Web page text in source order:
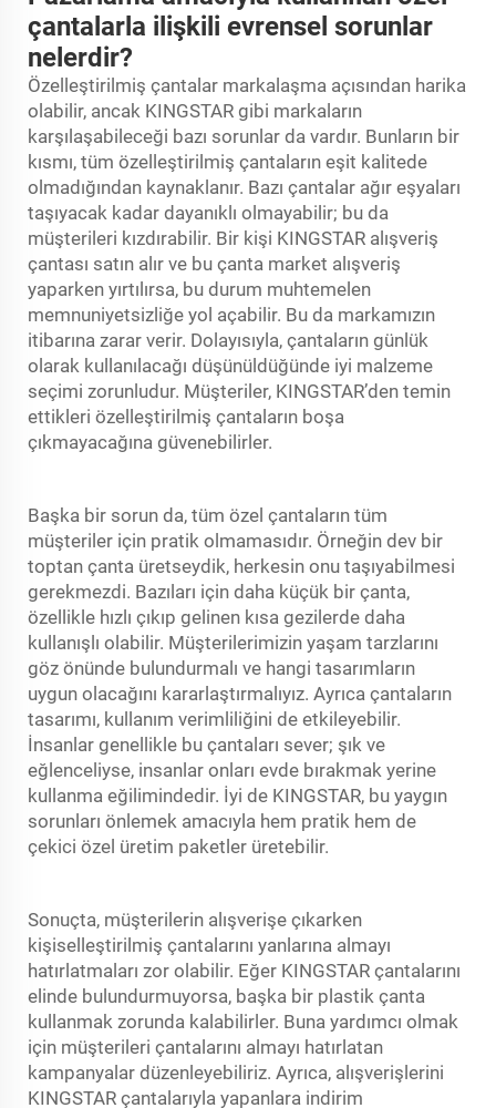
çantalarla ilişkili evrensel sorunlar
nelerdir?
Özelleştirilmiş çantalar markalaşma açısından harika
olabilir, ancak KINGSTAR gibi markaların
karşılaşabileceği bazı sorunlar da vardır. Bunların bir
kısmı, tüm özelleştirilmiş çantaların eşit kalitede
olmadığından kaynaklanır. Bazı çantalar ağır eşyaları
taşıyacak kadar dayanıklı olmayabilir; bu da
müşterileri kızdırabilir. Bir kişi KINGSTAR alışveriş
çantası satın alır ve bu çanta market alışveriş
yaparken yırtılırsa, bu durum muhtemelen
memnuniyetsizliğe yol açabilir. Bu da markamızın
itibarına zarar verir. Dolayısıyla, çantaların günlük
olarak kullanılacağı düşünüldüğünde iyi malzeme
seçimi zorunludur. Müşteriler, KINGSTAR’den temin
ettikleri özelleştirilmiş çantaların boşa
çıkmayacağına güvenebilirler.
Başka bir sorun da, tüm özel çantaların tüm
müşteriler için pratik olmamasıdır. Örneğin dev bir
toptan çanta üretseydik, herkesin onu taşıyabilmesi
gerekmezdi. Bazıları için daha küçük bir çanta,
özellikle hızlı çıkıp gelinen kısa gezilerde daha
kullanışlı olabilir. Müşterilerimizin yaşam tarzlarını
göz önünde bulundurmalı ve hangi tasarımların
uygun olacağını kararlaştırmalıyız. Ayrıca çantaların
tasarımı, kullanım verimliliğini de etkileyebilir.
İnsanlar genellikle bu çantaları sever; şık ve
eğlenceliyse, insanlar onları evde bırakmak yerine
kullanma eğilimindedir. İyi de KINGSTAR, bu yaygın
sorunları önlemek amacıyla hem pratik hem de
çekici özel üretim paketler üretebilir.
Sonuçta, müşterilerin alışverişe çıkarken
kişiselleştirilmiş çantalarını yanlarına almayı
hatırlatmaları zor olabilir. Eğer KINGSTAR çantalarını
elinde bulundurmuyorsa, başka bir plastik çanta
kullanmak zorunda kalabilirler. Buna yardımcı olmak
için müşterileri çantalarını almayı hatırlatan
kampanyalar düzenleyebiliriz. Ayrıca, alışverişlerini
KINGSTAR çantalarıyla yapanlara indirim